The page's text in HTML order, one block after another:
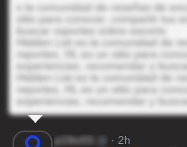
s la comunidad de reseñas de
sitio para conocer, compartir tus
buscar reportes sobre escorts
Hidden List es la comunidad de
reportes, HL es un sitio para
experiencias, recomendar y
Hidden List es la comunidad de
reportes, HL es un sitio para
experiencias, recomendar y
p19oXS
· 2h